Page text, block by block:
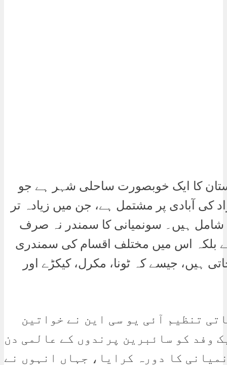
کا ایک خوبصورت ساحلی شہر ہے جو
15,000 افراد کی آبادی پر مشتمل ہے، جن میں زیادہ تر
شامل ہیں۔ سونمیانی کا سمندر نہ صرف
بلکہ اس میں مختلف اقسام کی سمندری
ہیں، جیسے کہ ٹونا، مکرل، کیکڑے اور
تنظیم آئی یو سی این نے خواتین
وفد کو سائبرین پرندوں کے عالمی دن
کا دورہ کرایا، جہاں انہوں نے